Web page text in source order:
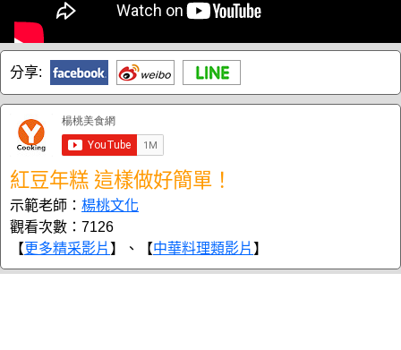
分享:
紅豆年糕 這樣做好簡單！
示範老師： 楊桃文化
觀看次數：7126
【更多精采影片 】、【中華料理類影片 】